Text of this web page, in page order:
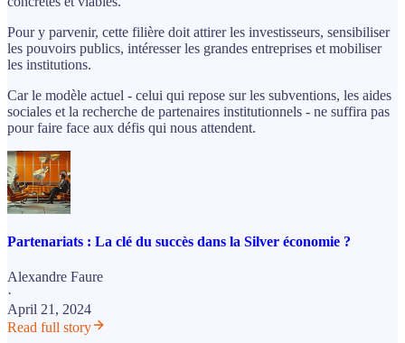
Pour y parvenir, cette filière doit attirer les investisseurs, sensibiliser
les pouvoirs publics, intéresser les grandes entreprises et mobiliser
les institutions.
Car le modèle actuel - celui qui repose sur les subventions, les aides
sociales et la recherche de partenaires institutionnels - ne suffira pas
pour faire face aux défis qui nous attendent.
Partenariats : La clé du succès dans la Silver économie ?
Alexandre Faure
·
April 21, 2024
Read full story